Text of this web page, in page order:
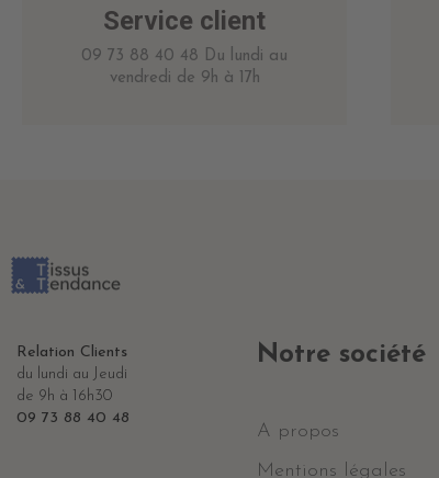
Service client
09 73 88 40 48 Du lundi au
vendredi de 9h à 17h
Relation Clients
du lundi au Jeudi
de 9h à 16h30
09 73 88 40 48
Notre société
A propos
Mentions légales